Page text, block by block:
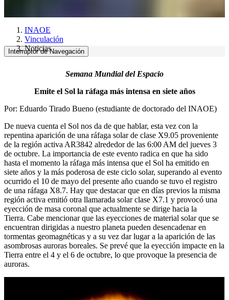
INAOE
Vinculación
Noticias
Interruptor de Navegación
Semana Mundial del Espacio
Emite el Sol la ráfaga más intensa en siete años
Por: Eduardo Tirado Bueno (estudiante de doctorado del INAOE)
De nueva cuenta el Sol nos da de que hablar, esta vez con la
repentina aparición de una ráfaga solar de clase X9.05 proveniente
de la región activa AR3842 alrededor de las 6:00 AM del jueves 3
de octubre. La importancia de este evento radica en que ha sido
hasta el momento la ráfaga más intensa que el Sol ha emitido en
siete años y la más poderosa de este ciclo solar, superando al evento
ocurrido el 10 de mayo del presente año cuando se tuvo el registro
de una ráfaga X8.7. Hay que destacar que en días previos la misma
región activa emitió otra llamarada solar clase X7.1 y provocó una
eyección de masa coronal que actualmente se dirige hacia la
Tierra. Cabe mencionar que las eyecciones de material solar que se
encuentran dirigidas a nuestro planeta pueden desencadenar en
tormentas geomagnéticas y a su vez dar lugar a la aparición de las
asombrosas auroras boreales. Se prevé que la eyección impacte en la
Tierra entre el 4 y el 6 de octubre, lo que provoque la presencia de
auroras.